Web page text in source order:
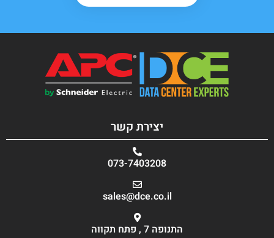
יצירת קשר
073-7403208
sales@dce.co.il
התנופה 7 , פתח תקווה